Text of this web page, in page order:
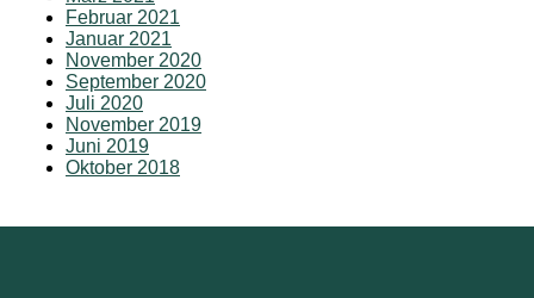
Februar 2021
Januar 2021
November 2020
September 2020
Juli 2020
November 2019
Juni 2019
Oktober 2018